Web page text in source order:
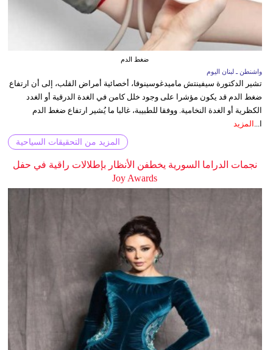
ضغط الدم
واشنطن ـ لبنان اليوم
تشير الدكتورة سيفينتش ماميدغوسينوفا، أخصائية أمراض القلب، إلى أن ارتفاع
ضغط الدم قد يكون مؤشرا على وجود خلل كامن في الغدة الدرقية أو الغدد
الكظرية أو الغدة النخامية. ووفقا للطبيبة، غالبا ما يُشير ارتفاع ضغط الدم
ا... المزيد
المزيد من التحقيقات السياحية
نجمات الدراما السورية يخطفن الأنظار بإطلالات راقية في حفل
Joy Awards